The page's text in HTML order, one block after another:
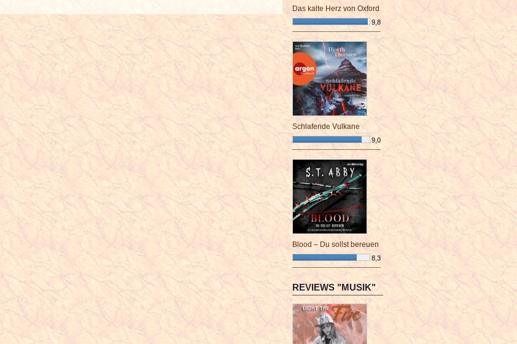
Das kalte Herz von Oxford
9,8
¯¯¯¯¯¯¯¯¯¯¯¯¯¯¯¯¯¯¯¯¯¯¯¯
Schlafende Vulkane
9,0
¯¯¯¯¯¯¯¯¯¯¯¯¯¯¯¯¯¯¯¯¯¯¯¯
Blood – Du sollst bereuen
8,3
¯¯¯¯¯¯¯¯¯¯¯¯¯¯¯¯¯¯¯¯¯¯¯¯
REVIEWS "MUSIK"